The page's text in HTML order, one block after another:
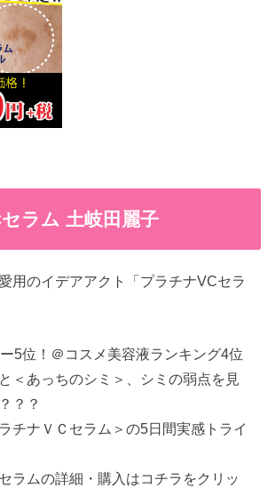
ラム 土岐田麗子
用のイデアアクト「プラチナVCセラ
5位！＠コスメ美容液ランキング4位
＜あっちのシミ＞、シミの弱点を見
？？
チナＶＣセラム＞の5日間実感トライ
ムの詳細・購入はコチラをクリッ